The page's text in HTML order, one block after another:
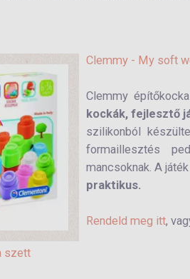
Clemmy - My soft
Clemmy
kockák, fejlesztő
szilikonból
formaillesztés
mancsoknak. A
praktikus.
Rendeld meg itt,
szett